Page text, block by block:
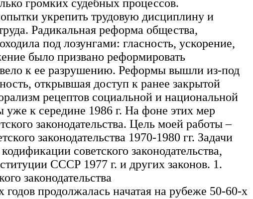
громких судебных процессов.
укрепить трудовую дисциплину и
Радикальная реформа общества,
под лозунгами: гласность, ускорение,
было призвано реформировать
к ее разрушению. Реформы вышли из-под
открывшая доступ к ранее закрытой
рецептов социальной и национальной
уже к середине 1986 г. На фоне этих мер
законодательства. Цель моей работы –
законодательства 1970-1980 гг. Задачи
советского законодательства,
СССР 1977 г. и других законов. 1.
законодательства
продолжалась начатая на рубеже 50-60-х